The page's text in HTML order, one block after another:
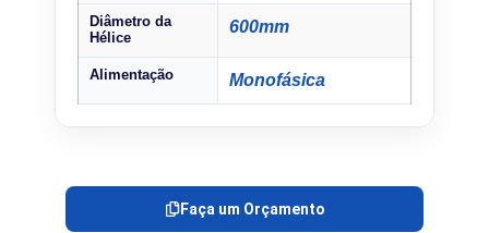
Diâmetro da
Hélice
600mm
Alimentação Monofásica
Faça um Orçamento